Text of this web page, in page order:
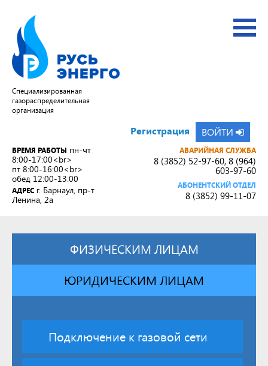
Cпециализированная
газораспределительная
организация
Регистрация ВОЙТИ
ВРЕМЯ РАБОТЫ пн-чт
8:00-17:00<br>
пт 8:00-16:00<br>
обед 12:00-13:00
АДРЕС г. Барнаул, пр-т
Ленина, 2а
АВАРИЙНАЯ СЛУЖБА
8 (3852) 52-97-60, 8 (964)
603-97-60
АБОНЕНТСКИЙ ОТДЕЛ
8 (3852) 99-11-07
ФИЗИЧЕСКИМ ЛИЦАМ
ЮРИДИЧЕСКИМ ЛИЦАМ
Подключение к газовой сети